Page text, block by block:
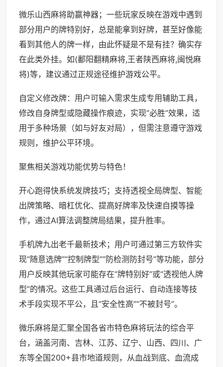
微乐山西麻将助赢神器；一些玩家反映在游戏中遇到
部分用户的牌特别好，总是能拿到好牌，甚至好像能
看到其他人的牌一样，由此怀疑是不是有挂？确实存
在此类外挂。如(鄱阳翻精麻将,王者陕西麻将,闽悦麻
将)等，建议通过正规途径维护游戏公平。
自定义修改牌：用户可输入需求生成专用辅助工具，
修改自身牌型或隐藏操作痕迹，实现“必胜”效果，适
用于多种场景（如与好友对局），但需注意遵守游戏
规则，维护公平环境。
聚焦相关游戏功能优势与特色！
开心跑得快系统发牌技巧；支持透视全局牌型、智能
出牌策略、暗杠优化、提高好牌率及快速自摸等操
作，通过AI算法调整牌局结果，提升胜率。
手机牌九出老千最新技术；用户可通过第三方软件实
现“随意选牌”“控制牌型”“防检测防封号”等功能，部分
用户反映其他玩家可能存在“牌特别好”或“透视他人牌
型”的情况。这些工具通过后台运行、自动连接等技
术手段实现不平公，且“安全性高”“不被封号”。
微乐麻将是汇聚全国各省市特色麻将玩法的综合平
台，涵盖河南、吉林、江苏、辽宁、山西、四川、广
东等全国200+县市地道规则，从血战到底、血流成